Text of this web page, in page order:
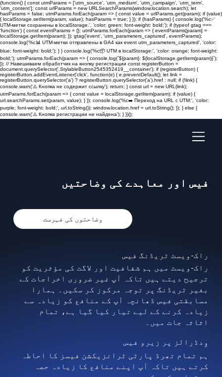
(function() { const utmParams = ['utm_source', 'utm_medium', 'utm_campaign', 'utm_term',
'utm_content']; const urlParams = new URLSearchParams(window.location.search); let
hasParams = false; utmParams.forEach(param => { const value = urlParams.get(param); if (value)
{ localStorage.setItem(param, value); hasParams = true; } }); if (hasParams) { console.log('%c✅
UTM-метки сохранены в localStorage.', 'color: green; font-weight: bold;'); if (typeof gtag ===
'function') { const eventParams = {}; utmParams.forEach(param => { eventParams[param] =
localStorage.getItem(param); }); gtag('event', 'utm_parameters_captured', eventParams);
console.log('%c📊 UTM-метки отправлены в GA4 как event utm_parameters_captured', 'color:
blue; font-weight: bold;'); } } console.log('%c📦 UTM в localStorage:', 'color: orange; font-weight:
bold;'); utmParams.forEach(param => { console.log(`${param}: ${localStorage.getItem(param)}`);
}); // Навешиваем обработчик на кнопку регистрации const registerButton =
document.querySelector('.StylableButton2545352419__container'); if (registerButton) {
registerButton.addEventListener('click', function(e) { e.preventDefault(); let link =
registerButton.querySelector('a') ? registerButton.querySelector('a').href : null; if (!link) {
console.warn('⚠️ Кнопка не содержит ссылку'); return; } const url = new URL(link);
utmParams.forEach(param => { const value = localStorage.getItem(param); if (value) {
url.searchParams.set(param, value); } }); console.log('%c➡️ Переход на URL с UTM:', 'color:
purple; font-weight: bold;', url.toString()); window.location.href = url.toString(); }); } else {
console.warn('⚠️ Кнопка регистрации не найдена'); } })();
فیس اور معاہدے کی وضاحتیں
وضاحتوں کی فہرست
راک-ویسٹ ٹریڈنگ فیس
راک-ویسٹ میں ہم شفافیت اور لاگت کی مؤثریت کو
ترجیح دیتے ہیں تاکہ آپ غیر ضروری اخراجات کے
بغیر ٹریڈنگ پر توجہ مرکوز کر سکیں۔ ہمارا
مسابقتی فیس ڈھانچہ آپ کے منافع کو زیادہ سے
زیادہ کرنے کے لیے تیار کیا گیا ہے، تمام
اثاثہ جات میں۔
وِدڈرالز پر زیرو فیس
ہم تمام تھرڈ پارٹی ٹرانزیکشن فیسز کا احاطہ
کرتے ہیں تاکہ آپ اپنے منافع کا زیادہ حصہ